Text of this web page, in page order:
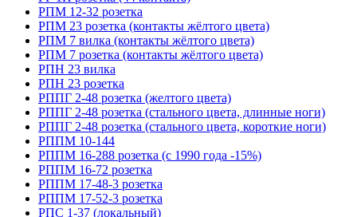
РПМ 12-32 розетка
РПМ 23 розетка (контакты жёлтого цвета)
РПМ 7 вилка (контакты жёлтого цвета)
РПМ 7 розетка (контакты жёлтого цвета)
РПН 23 вилка
РПН 23 розетка
РППГ 2-48 розетка (желтого цвета)
РППГ 2-48 розетка (стального цвета, длинные ноги)
РППГ 2-48 розетка (стального цвета, короткие ноги)
РППМ 10-144
РППМ 16-288 розетка (с 1990 года -15%)
РППМ 16-72 розетка
РППМ 17-48-3 розетка
РППМ 17-52-3 розетка
РПС 1-37 (локальный)